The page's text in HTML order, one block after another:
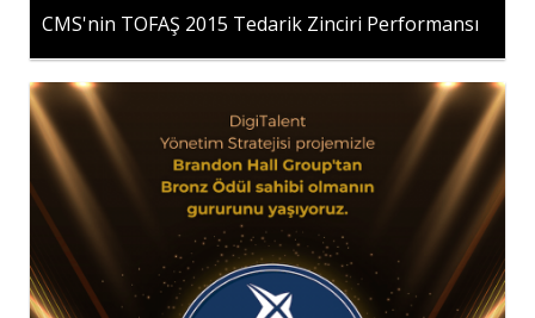
CMS'nin TOFAŞ 2015 Tedarik Zinciri Performansı